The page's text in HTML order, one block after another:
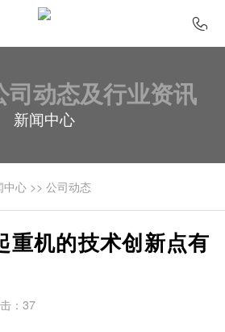
司动态及行业资讯
新闻中心
中心>> 公司动态
重机的技术创新点有
：37